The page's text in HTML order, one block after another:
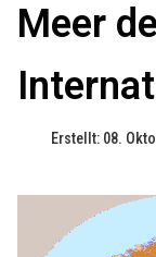
Meer
Erstellt: 08.